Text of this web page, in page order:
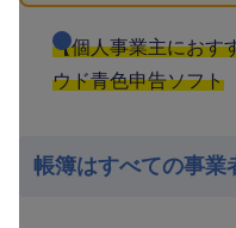
【個人事業主におす
ウド青色申告ソフト
帳簿はすべての事業